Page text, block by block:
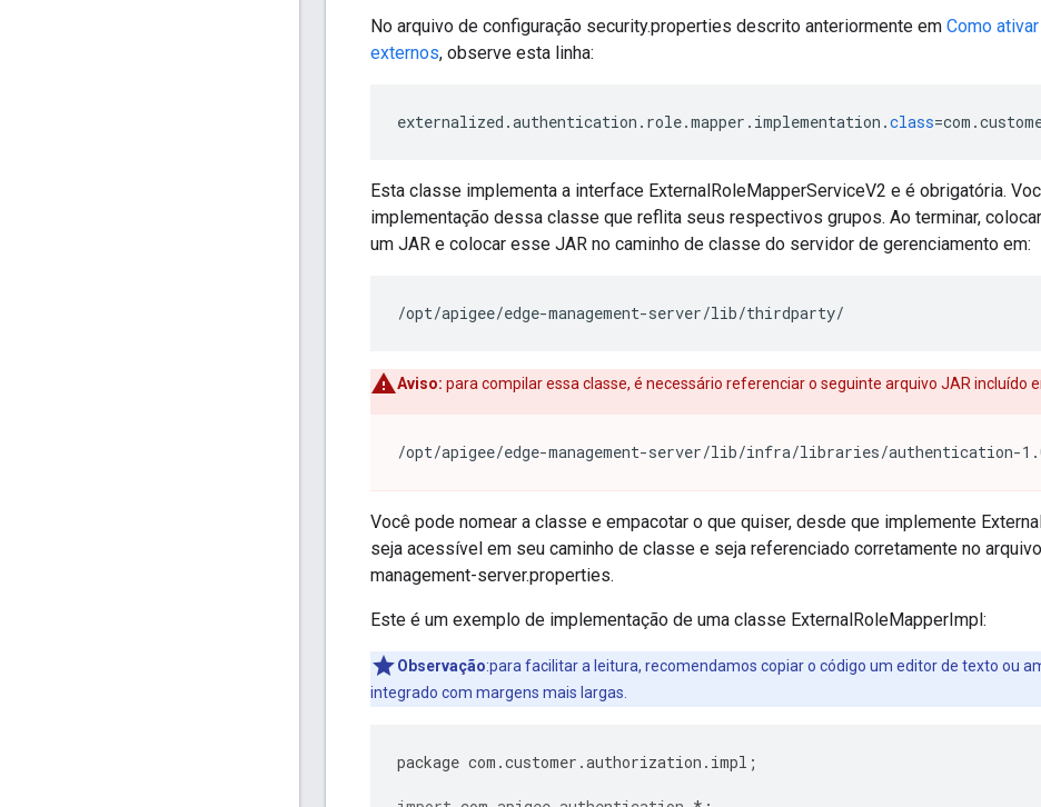
No arquivo de configuração security.properties descrito anteriormente em Como
externos, observe esta linha:
externalized .authentication . role.mapper . implementation .class=com .
Esta classe implementa a interface ExternalRoleMapperServiceV2 e é obrigatória.
implementação dessa classe que reflita seus respectivos grupos. Ao terminar,
um JAR e colocar esse JAR no caminho de classe do servidor de gerenciamento em:
/opt/apigee/edge-management-server/lib/thirdparty/
Aviso: para compilar essa classe, é necessário referenciar o seguinte arquivo JAR incluído
/opt/apigee/edge-management-server/lib/infra/libraries/authentication-
Você pode nomear a classe e empacotar o que quiser, desde que implemente
seja acessível em seu caminho de classe e seja referenciado corretamente no
management-server.properties.
Este é um exemplo de implementação de uma classe ExternalRoleMapperImpl:
Observação:para facilitar a leitura, recomendamos copiar o código um editor de texto ou
integrado com margens mais largas.
package com .customer .authorization . impl ;